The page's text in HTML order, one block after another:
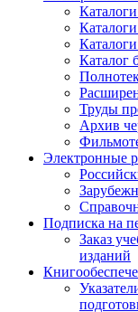
Труды
Архив
Электронные
Подписка на
Заказ
изданий